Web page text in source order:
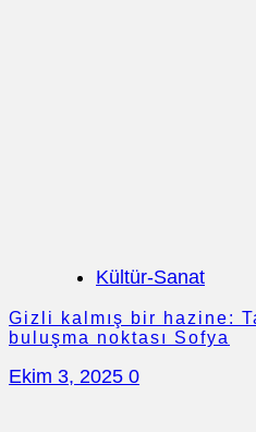
Kültür-Sanat
Gizli kalmış bir hazine:
buluşma noktası Sofya
Ekim 3, 2025 0